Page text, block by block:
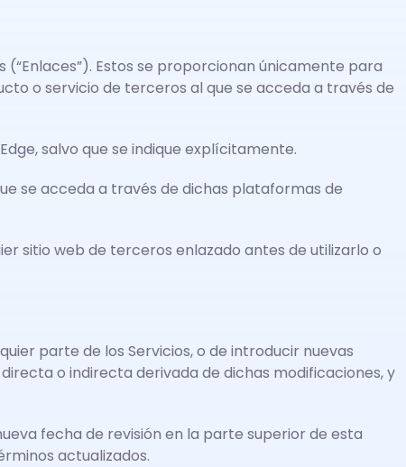
(“Enlaces”). Estos se proporcionan únicamente para
o servicio de terceros al que se acceda a través de
salvo que se indique explícitamente.
se acceda a través de dichas plataformas de
sitio web de terceros enlazado antes de utilizarlo o
parte de los Servicios, o de introducir nuevas
o indirecta derivada de dichas modificaciones, y
fecha de revisión en la parte superior de esta
actualizados.